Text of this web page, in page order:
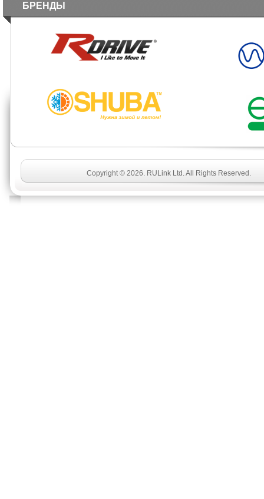
БРЕНДЫ
Copyright © 2026. RULink Ltd. All Rights Reserved.